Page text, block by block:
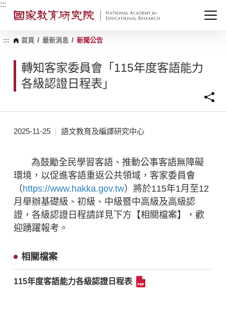
跳
內
:::
::: 首頁 / 最新消息 / 新聞公告
轉知客家委員會「115年度客語能力
各級認證日程表」
2025-11-25 語文教育及編譯研究中心
為鼓勵全民學習客語、推動公事客語無障礙
環境，以促進客語重返公共領域，客家委員會
（ https://www.hakka.gov.tw） 將於115年1月至12
月舉辦基礎級、初級、中級暨中高級及高級認
證，各級認證日程請詳見下方【相關檔案】，歡
迎踴躍報考。
相關檔案
115年度客語能力各級認證日程表